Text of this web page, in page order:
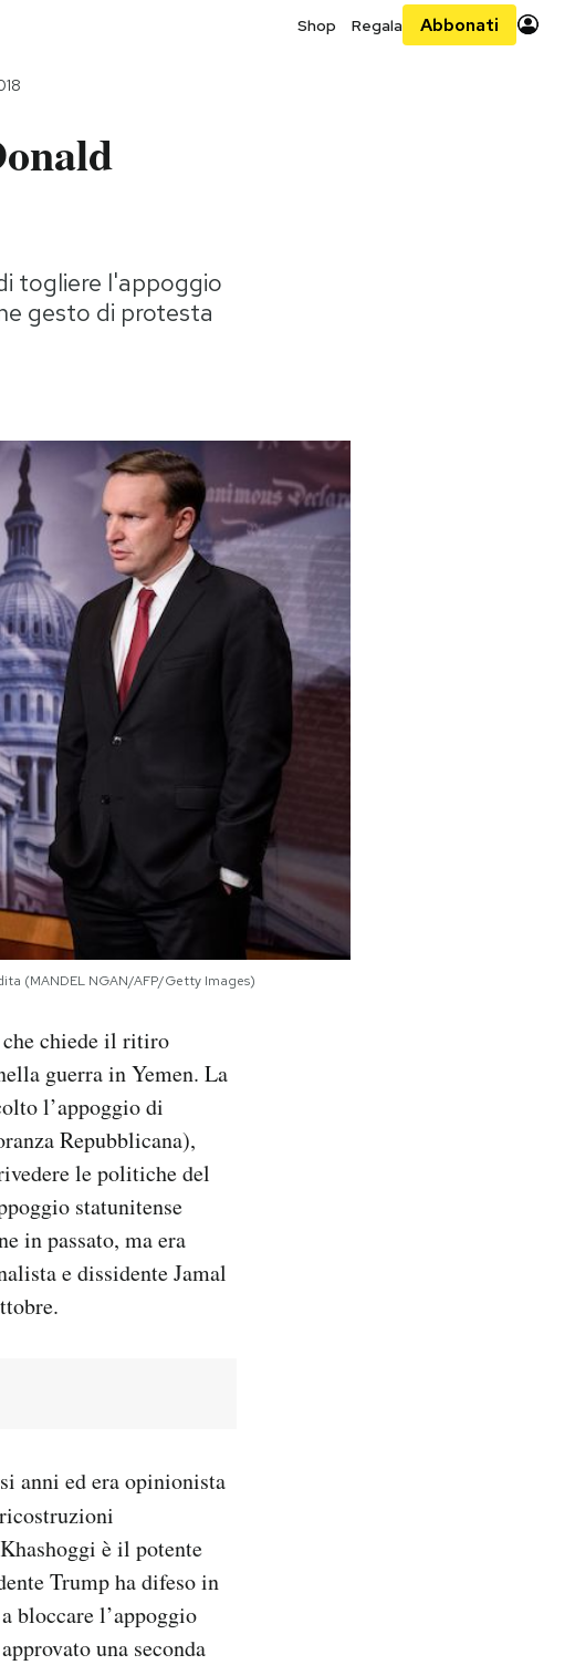
Shop Regala Abbonati
togliere l'appoggio
gesto di protesta
(MANDEL NGAN/AFP/Getty Images)
che chiede il ritiro
guerra in Yemen. La
l’appoggio di
Repubblicana),
le politiche del
statunitense
in passato, ma era
e dissidente Jamal
anni ed era opinionista
è il potente
Trump ha difeso in
bloccare l’appoggio
una seconda